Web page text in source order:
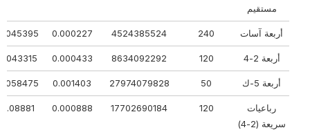
مستقيم
أربعة آسات 240
4524385524
0.000227
0.045395
أربعة 2-4 120
8634092292
0.000433
0.043315
أربعة 5-ك 50
27974079828
0.001403
0.058475
رباعيات
سريعة (2-4)
120
17702690184
0.000888
0.08881